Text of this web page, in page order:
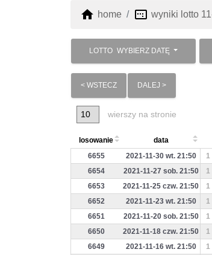
home home image_aspect_ratio wyniki lotto
LOTTO WYBIERZ DATĘ
< WSTECZ DALEJ >
wierszy na stronie
losowanie
data
6655
2021-11-30 wt. 21:50 1
6654
2021-11-27 sob. 21:50 1
6653
2021-11-25 czw. 21:50 1
6652
2021-11-23 wt. 21:50 1
6651
2021-11-20 sob. 21:50 1
6650
2021-11-18 czw. 21:50 1
6649
2021-11-16 wt. 21:50 1